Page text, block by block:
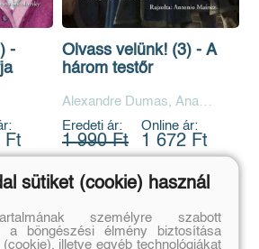
-
Ft
Olvass velünk! (3) - A
három testőr
Alexandre Dumas, Ana
Doblado
Eredeti ár:
1 990 Ft
Online ár:
1 672 Ft
Kosárba
sütiket (cookie) használ
személyre szabott
a böngészési élmény biztosítása
illetve egyéb technológiákat